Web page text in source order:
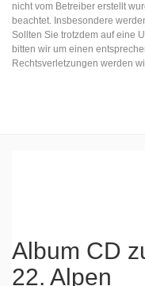
nicht vom Betreiber erstellt
beachtet. Insbesondere
Sollten Sie trotzdem auf eine
bitten wir um einen
Rechtsverletzungen werden
22. Alpen
Grand Prix